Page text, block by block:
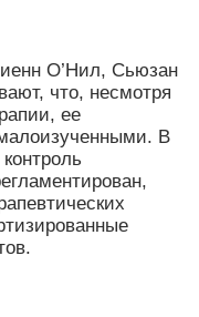
О’Нил, Сьюзан
что, несмотря
ее
В